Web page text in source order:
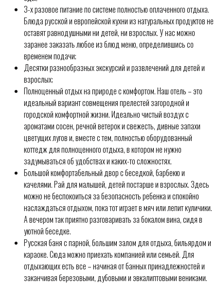
3-х разовое питание по системе полностью оплаченного отдыха.
Блюда русской и европейской кухни из натуральных продуктов не
оставят равнодушными ни детей, ни взрослых. У нас можно
заранее заказать любое из блюд меню, определившись со
временем подачи;
Десятки разнообразных экскурсий и развлечений для детей и
взрослых;
Полноценный отдых на природе с комфортом. Наш отель – это
идеальный вариант совмещения прелестей загородной и
городской комфортной жизни. Идеально чистый воздух с
ароматами сосен, речной ветерок и свежесть, дивные запахи
цветущих лугов и, вместе с тем, полностью оборудованный
коттедж для полноценного отдыха, в котором не нужно
задумываться об удобствах и каких-то сложностях.
Большой комфортабельный двор с беседкой, барбекю и
качелями. Рай для малышей, детей постарше и взрослых. Здесь
можно не беспокоиться за безопасность ребенка и спокойно
наслаждаться отдыхом, пока тот играет в мяч или лепит куличики.
А вечером так приятно разговаривать за бокалом вина, сидя в
уютной беседке.
Русская баня с парной, большим залом для отдыха, бильярдом и
караоке. Сюда можно приехать компанией или семьей. Для
отдыхающих есть все – начиная от банных принадлежностей и
заканчивая березовыми, дубовыми и эвкалиптовыми вениками.